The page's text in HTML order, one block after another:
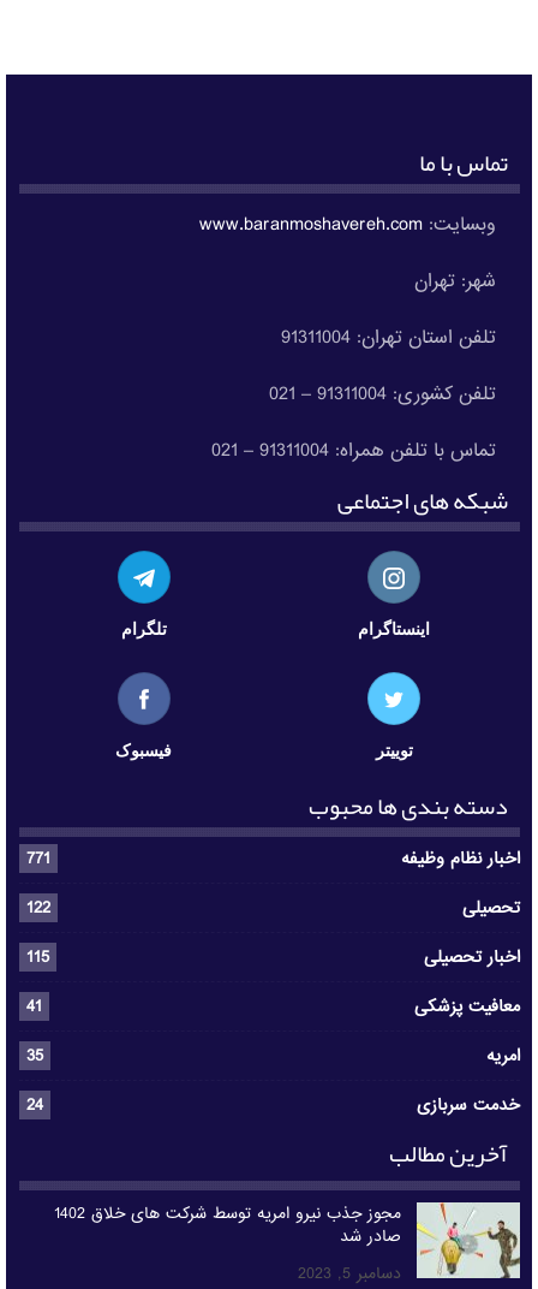
تماس با ما
وبسایت:www.baranmoshavereh.com
شهر: تهران
تلفن استان تهران: 91311004
تلفن کشوری: 91311004 – 021
تماس با تلفن همراه: 91311004 – 021
شبکه های اجتماعی
اینستاگرام تلگرام
توییتر فیسبوک
دسته بندی ها محبوب
اخبار نظام وظیفه
771
تحصیلی
122
اخبار تحصیلی
115
معافیت پزشکی
41
امریه
35
خدمت سربازی
24
آخرین مطالب
مجوز جذب نیرو امریه توسط شرکت های خلاق 1402
صادر شد
دسامبر 5, 2023